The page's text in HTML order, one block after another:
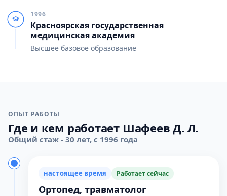
1996
Красноярская государственная
медицинская академия
Высшее базовое образование
ОПЫТ РАБОТЫ
Где и кем работает Шафеев Д. Л.
Общий стаж - 30 лет, с 1996 года
настоящее время Работает сейчас
Ортопед, травматолог